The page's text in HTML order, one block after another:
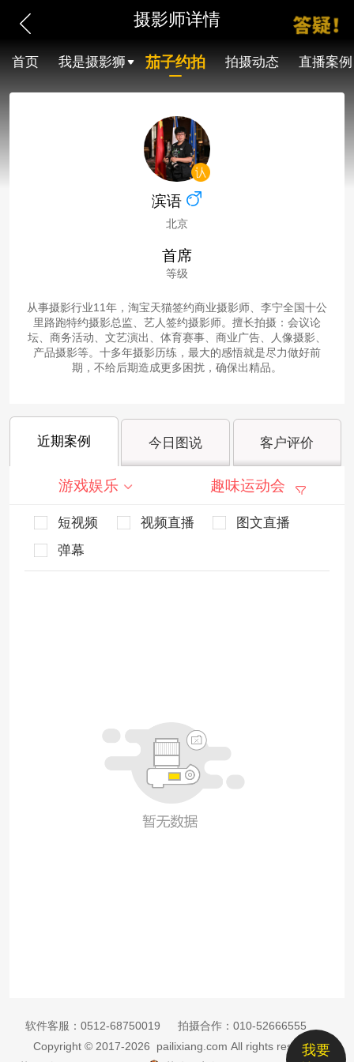
摄影师详情
首页 我是摄影狮 茄子约拍 拍摄动态 直播案例
滨语
北京
首席
等级
从事摄影行业11年，淘宝天猫签约商业摄影师、李宁全国十公
里路跑特约摄影总监、艺人签约摄影师。擅长拍摄：会议论
坛、商务活动、文艺演出、体育赛事、商业广告、人像摄影、
产品摄影等。十多年摄影历练，最大的感悟就是尽力做好前
期，不给后期造成更多困扰，确保出精品。
近期案例 今日图说 客户评价
游戏娱乐 趣味运动会
短视频 视频直播
图文直播
弹幕
我要
软件客服： 0512-68750019 拍摄合作： 010-52666555
Copyright © 2017-2026 pailixiang.com All rights reserved